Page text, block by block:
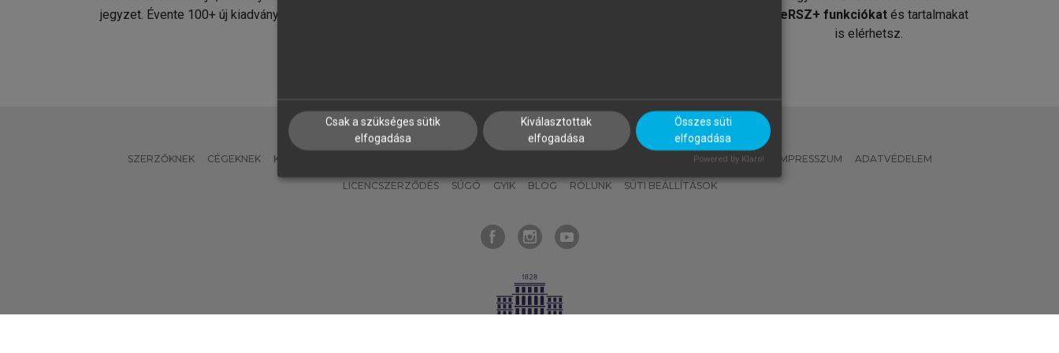
jegyzet. Évente 100+ új kiadvány.
MeRSZ+ funkciókat és tartalmakat
is elérhetsz.
SZERZŐKNEK CÉGEKNEK KÖNYVTÁROSOKNAK MI – ÁLTALÁNOS IRÁNYELVEK IMPRESSZUM ADATVÉDELEM
LICENCSZERZŐDÉS SÚGÓ GYIK BLOG RÓLUNK SÜTI BEÁLLÍTÁSOK
Csak a szükséges sütik
elfogadása
Kiválasztottak
elfogadása
Összes süti
elfogadása
Powered by Klaro!